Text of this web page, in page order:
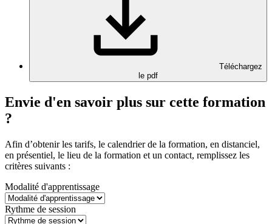
Téléchargez
le pdf
Envie d'en savoir plus sur cette formation
?
Afin d’obtenir les tarifs, le calendrier de la formation, en distanciel,
en présentiel, le lieu de la formation et un contact, remplissez les
critères suivants :
Modalité d'apprentissage
Rythme de session